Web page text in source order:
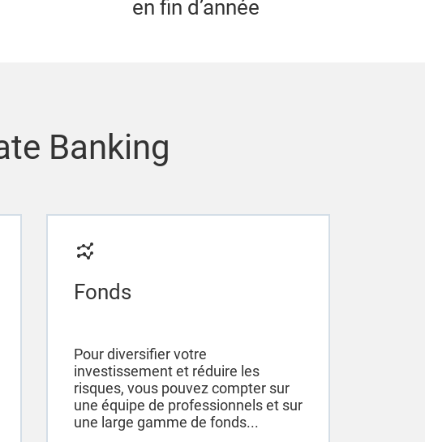
en fin d’année
Banking
Fonds
Pour diversifier votre
investissement et réduire les
risques, vous pouvez compter sur
une équipe de professionnels et sur
une large gamme de fonds...